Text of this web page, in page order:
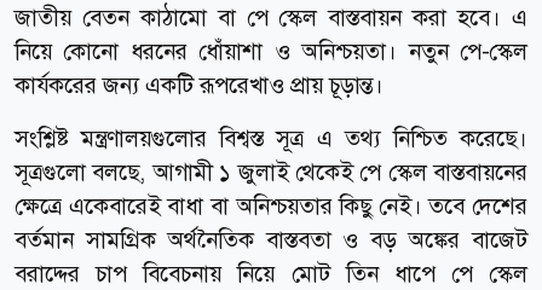
জাতীয় বেতন কাঠামো বা পে স্কেল বাস্তবায়ন করা হবে। এ
নিয়ে কোনো ধরনের ধোঁয়াশা ও অনিশ্চয়তা। নতুন পে-স্কেল
কার্যকরের জন্য একটি রূপরেখাও প্রায় চূড়ান্ত।
সংশ্লিষ্ট মন্ত্রণালয়গুলোর বিশ্বস্ত সূত্র এ তথ্য নিশ্চিত করেছে।
সূত্রগুলো বলছে, আগামী ১ জুলাই থেকেই পে স্কেল বাস্তবায়নের
ক্ষেত্রে একেবারেই বাধা বা অনিশ্চয়তার কিছু নেই। তবে দেশের
বর্তমান সামগ্রিক অর্থনৈতিক বাস্তবতা ও বড় অঙ্কের বাজেট
বরাদ্দের চাপ বিবেচনায় নিয়ে মোট তিন ধাপে পে স্কেল